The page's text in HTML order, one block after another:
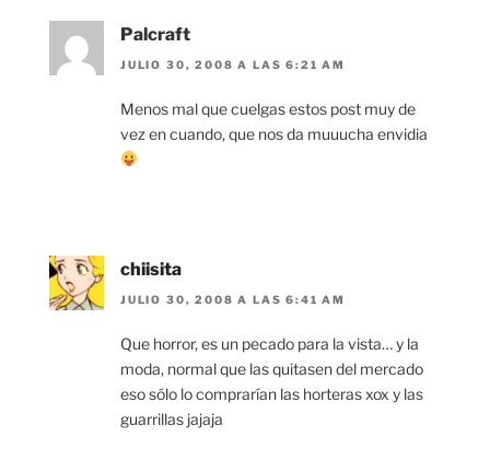
Palcraft
JULIO 30, 2008 A LAS 6:21 AM
Menos mal que cuelgas estos post muy de
vez en cuando, que nos da muuucha envidia
chiisita
JULIO 30, 2008 A LAS 6:41 AM
Que horror, es un pecado para la vista… y la
moda, normal que las quitasen del mercado
eso sólo lo comprarían las horteras xox y las
guarrillas jajaja